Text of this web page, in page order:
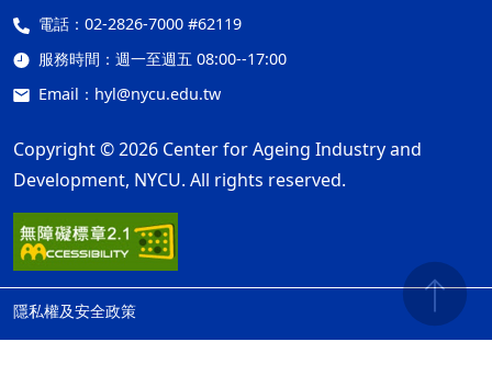
電話： 02-2826-7000 #62119
服務時間： 週一至週五 08:00--17:00
Email： hyl@nycu.edu.tw
Copyright © 2026 Center for Ageing Industry and
Development, NYCU. All rights reserved.
隱私權及安全政策 ap2